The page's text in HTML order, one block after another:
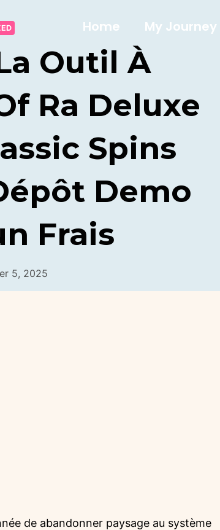
Home My Journey
Outil À
Ra Deluxe
Spins
Demo
Frais
5, 2025
de abandonner paysage au système